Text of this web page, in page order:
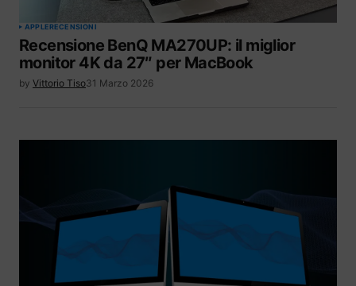
APPLERECENSIONI
Recensione BenQ MA270UP: il miglior
monitor 4K da 27″ per MacBook
by Vittorio Tiso31 Marzo 2026